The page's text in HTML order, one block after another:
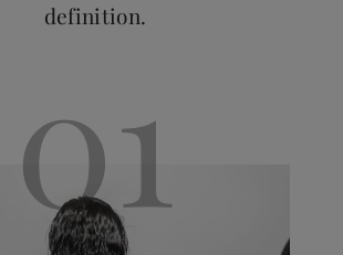
definition.
01